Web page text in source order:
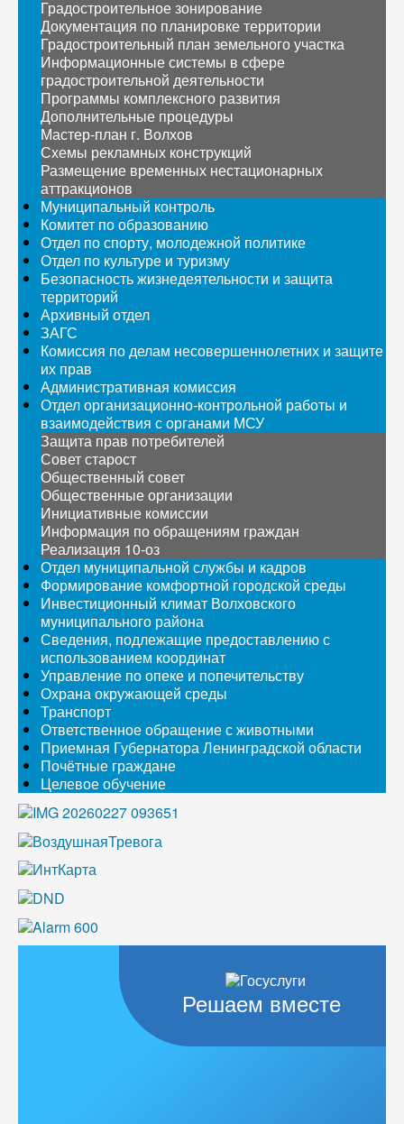
Градостроительное зонирование
Документация по планировке территории
Градостроительный план земельного участка
Информационные системы в сфере
градостроительной деятельности
Программы комплексного развития
Дополнительные процедуры
Мастер-план г. Волхов
Схемы рекламных конструкций
Размещение временных нестационарных
аттракционов
Муниципальный контроль
Комитет по образованию
Отдел по спорту, молодежной политике
Отдел по культуре и туризму
Безопасность жизнедеятельности и защита
территорий
Архивный отдел
ЗАГС
Комиссия по делам несовершеннолетних и защите
их прав
Административная комиссия
Отдел организационно-контрольной работы и
взаимодействия с органами МСУ
Защита прав потребителей
Совет старост
Общественный совет
Общественные организации
Инициативные комиссии
Информация по обращениям граждан
Реализация 10-оз
Отдел муниципальной службы и кадров
Формирование комфортной городской среды
Инвестиционный климат Волховского
муниципального района
Сведения, подлежащие предоставлению с
использованием координат
Управление по опеке и попечительству
Охрана окружающей среды
Транспорт
Ответственное обращение с животными
Приемная Губернатора Ленинградской области
Почётные граждане
Целевое обучение
Решаем вместе